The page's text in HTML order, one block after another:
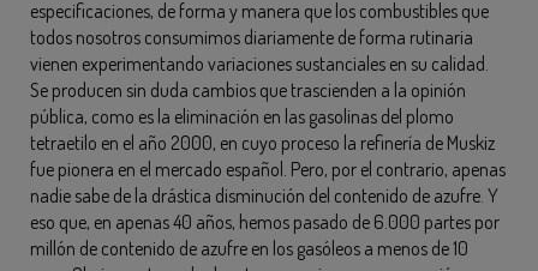
especificaciones, de forma y manera que los combustibles que
todos nosotros consumimos diariamente de forma rutinaria
vienen experimentando variaciones sustanciales en su calidad.
Se producen sin duda cambios que trascienden a la opinión
pública, como es la eliminación en las gasolinas del plomo
tetraetilo en el año 2000, en cuyo proceso la refinería de Muskiz
fue pionera en el mercado español. Pero, por el contrario, apenas
nadie sabe de la drástica disminución del contenido de azufre. Y
eso que, en apenas 40 años, hemos pasado de 6.000 partes por
millón de contenido de azufre en los gasóleos a menos de 10